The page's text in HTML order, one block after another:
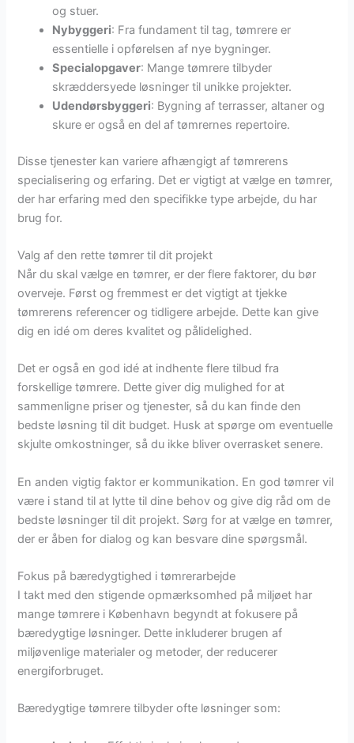
og stuer.
Nybyggeri: Fra fundament til tag, tømrere er
essentielle i opførelsen af nye bygninger.
Specialopgaver: Mange tømrere tilbyder
skræddersyede løsninger til unikke projekter.
Udendørsbyggeri: Bygning af terrasser, altaner og
skure er også en del af tømrernes repertoire.
Disse tjenester kan variere afhængigt af tømrerens
specialisering og erfaring. Det er vigtigt at vælge en tømrer,
der har erfaring med den specifikke type arbejde, du har
brug for.
Valg af den rette tømrer til dit projekt
Når du skal vælge en tømrer, er der flere faktorer, du bør
overveje. Først og fremmest er det vigtigt at tjekke
tømrerens referencer og tidligere arbejde. Dette kan give
dig en idé om deres kvalitet og pålidelighed.
Det er også en god idé at indhente flere tilbud fra
forskellige tømrere. Dette giver dig mulighed for at
sammenligne priser og tjenester, så du kan finde den
bedste løsning til dit budget. Husk at spørge om eventuelle
skjulte omkostninger, så du ikke bliver overrasket senere.
En anden vigtig faktor er kommunikation. En god tømrer vil
være i stand til at lytte til dine behov og give dig råd om de
bedste løsninger til dit projekt. Sørg for at vælge en tømrer,
der er åben for dialog og kan besvare dine spørgsmål.
Fokus på bæredygtighed i tømrerarbejde
I takt med den stigende opmærksomhed på miljøet har
mange tømrere i København begyndt at fokusere på
bæredygtige løsninger. Dette inkluderer brugen af
miljøvenlige materialer og metoder, der reducerer
energiforbruget.
Bæredygtige tømrere tilbyder ofte løsninger som: